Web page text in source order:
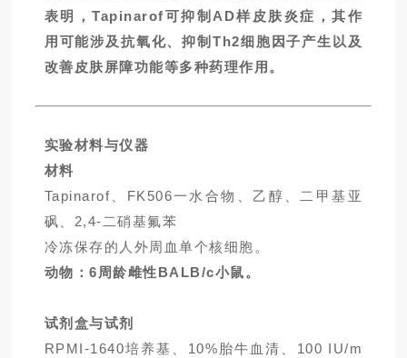
表明，Tapinarof可抑制AD样皮肤炎症，其作
用可能涉及抗氧化、抑制Th2细胞因子产生以及
改善皮肤屏障功能等多种药理作用。
实验材料与仪器
材料
Tapinarof、FK506一水合物、乙醇、二甲基亚
砜、2,4-二硝基氟苯
冷冻保存的人外周血单个核细胞。
动物：6周龄雌性BALB/c小鼠。
试剂盒与试剂
RPMI-1640培养基、10%胎牛血清、100 IU/m